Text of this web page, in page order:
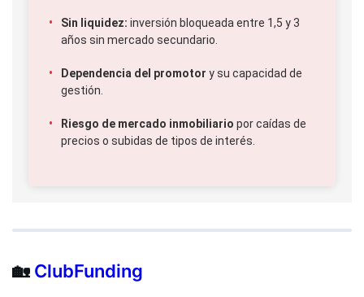
Sin liquidez: inversión bloqueada entre 1,5 y 3
años sin mercado secundario.
Dependencia del promotor y su capacidad de
gestión.
Riesgo de mercado inmobiliario por caídas de
precios o subidas de tipos de interés.
🏡 ClubFunding